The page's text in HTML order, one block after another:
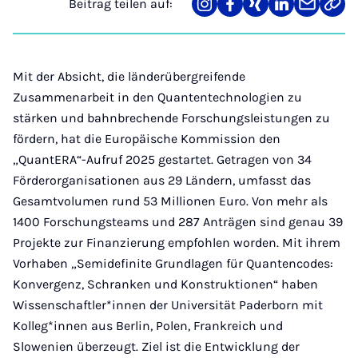
Beitrag teilen auf:
Teilen
auf
Teilen
auf
Teilen
auf
Teilen
auf
Teilen
über
Link
Mit der Absicht, die länderübergreifende
Zusammenarbeit in den Quantentechnologien zu
stärken und bahnbrechende Forschungsleistungen zu
fördern, hat die Europäische Kommission den
„QuantERA“-Aufruf 2025 gestartet. Getragen von 34
Förderorganisationen aus 29 Ländern, umfasst das
Gesamtvolumen rund 53 Millionen Euro. Von mehr als
1400 Forschungsteams und 287 Anträgen sind genau 39
Projekte zur Finanzierung empfohlen worden. Mit ihrem
Vorhaben „Semidefinite Grundlagen für Quantencodes:
Konvergenz, Schranken und Konstruktionen“ haben
Wissenschaftler*innen der Universität Paderborn mit
Kolleg*innen aus Berlin, Polen, Frankreich und
Slowenien überzeugt. Ziel ist die Entwicklung der